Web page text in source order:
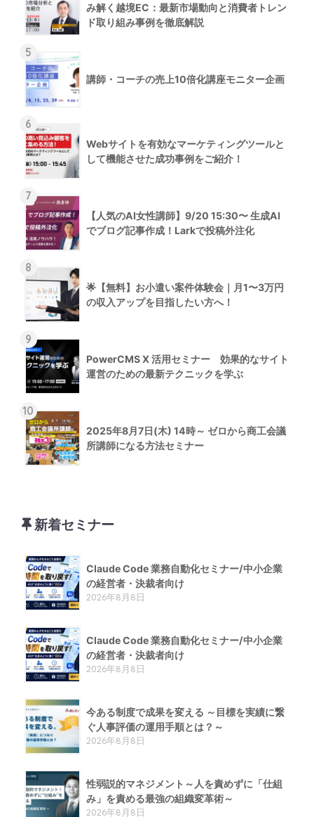
み解く越境EC：最新市場動向と消費者トレン
ド取り組み事例を徹底解説
5
講師・コーチの売上10倍化講座モニター企画
6
Webサイトを有効なマーケティングツールと
して機能させた成功事例をご紹介！
7
【人気のAI女性講師】9/20 15:30〜 生成AI
でブログ記事作成！Larkで投稿外注化
8
🌟【無料】お小遣い案件体験会｜月1〜3万円
の収入アップを目指したい方へ！
9
PowerCMS X 活用セミナー 効果的なサイト
運営のための最新テクニックを学ぶ
10
2025年8月7日(木) 14時～ ゼロから商工会議
所講師になる方法セミナー
新着セミナー
Claude Code 業務自動化セミナー/中小企業
の経営者・決裁者向け
2026年8月8日
Claude Code 業務自動化セミナー/中小企業
の経営者・決裁者向け
2026年8月8日
今ある制度で成果を変える ～目標を実績に繋
ぐ人事評価の運用手順とは？～
2026年8月8日
性弱説的​マネジメント​～人を責めずに「仕組
み」を責める​最強の組織変革術​～
2026年8月8日